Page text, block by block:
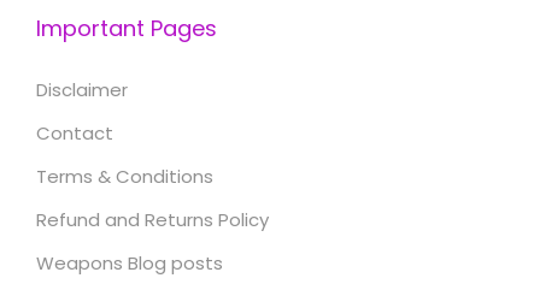
Important Pages
Disclaimer
Contact
Terms & Conditions
Refund and Returns Policy
Weapons Blog posts